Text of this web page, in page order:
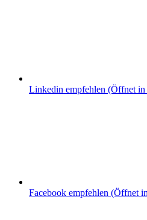
Linkedin empfehlen (Öffnet in
Facebook empfehlen (Öffnet